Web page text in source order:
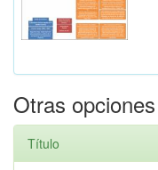
Otras
Título